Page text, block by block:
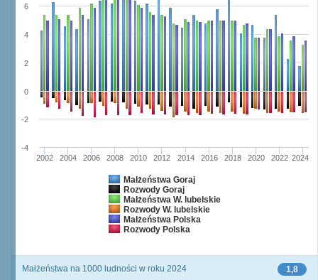
Małżeństwa Goraj
Rozwody Goraj
Małżeństwa W. lubelskie
Rozwody W. lubelskie
Małżeństwa Polska
Rozwody Polska
2002 2004 2006 2008 2010 2012 2014 2016 2018 2020 2022 2024
-4
-2
0
2
4
6
1,8
Małżeństwa na 1000 ludności w roku 2024